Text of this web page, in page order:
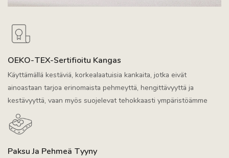
OEKO-TEX-Sertifioitu Kangas
Käyttämällä kestäviä, korkealaatuisia kankaita, jotka eivät
ainoastaan tarjoa erinomaista pehmeyttä, hengittävyyttä ja
kestävyyttä, vaan myös suojelevat tehokkaasti ympäristöämme
Paksu Ja Pehmeä Tyyny